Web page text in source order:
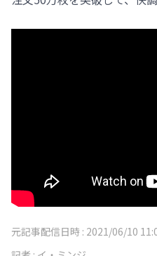
元記事配信日時 : 2021/06/10